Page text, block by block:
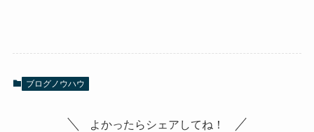
ブログノウハウ
よかったらシェアしてね！